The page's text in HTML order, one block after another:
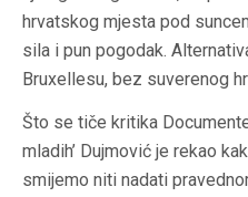
hrvatskog mjesta pod
sila i pun pogodak.
Bruxellesu, bez suverenog
Što se tiče kritika
mladih’ Dujmović je rekao
smijemo niti nadati